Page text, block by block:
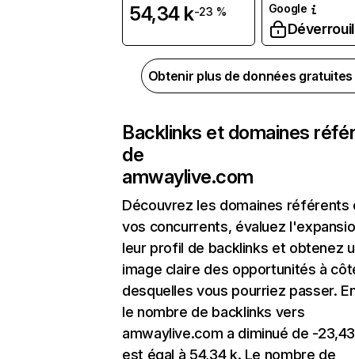
54,34 k-23 %
Google
Obtenir plus de données
Backlinks et domaines
de
amwaylive.com
Découvrez les domaines référents
vos concurrents, évaluez
leur profil de backlinks et obtenez
image claire des opportunités à
desquelles vous pourriez passer.
le nombre de backlinks vers
amwaylive.com a diminué de -
est égal à 54,34 k. Le nombre de